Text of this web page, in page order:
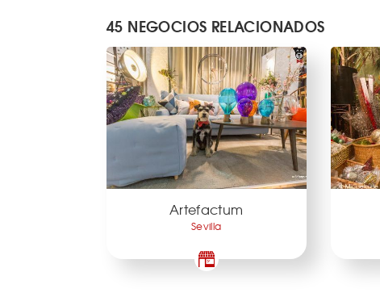
45 NEGOCIOS RELACIONADOS
Artefactum
Sevilla